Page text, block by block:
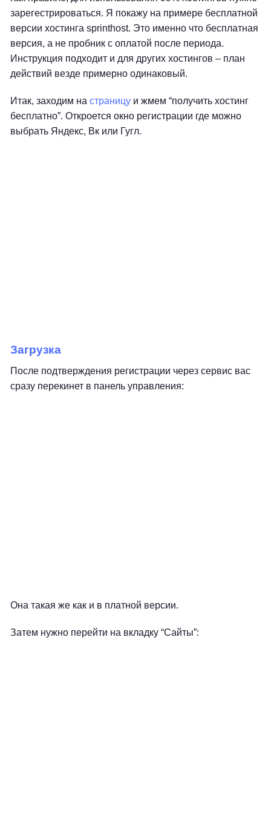
зарегестрироваться. Я покажу на примере бесплатной
версии хостинга sprinthost. Это именно что бесплатная
версия, а не пробник с оплатой после периода.
Инструкция подходит и для других хостингов – план
действий везде примерно одинаковый.
Итак, заходим настраницу и жмем “получить хостинг
бесплатно”. Откроется окно регистрации где можно
выбрать Яндекс, Вк или Гугл.
Загрузка
После подтверждения регистрации через сервис вас
сразу перекинет в панель управления:
Она такая же как и в платной версии.
Затем нужно перейти на вкладку “Сайты”: